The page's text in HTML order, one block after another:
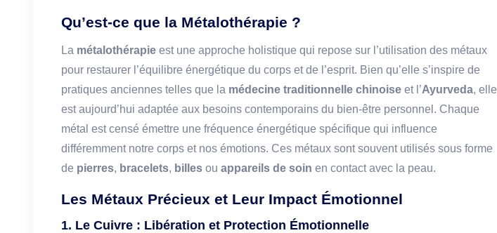
Qu’est-ce que la Métalothérapie ?
La métalothérapie est une approche holistique qui repose sur l’utilisation des métaux
pour restaurer l’équilibre énergétique du corps et de l’esprit. Bien qu’elle s’inspire de
pratiques anciennes telles que la médecine traditionnelle chinoise et l’Ayurveda, elle
est aujourd’hui adaptée aux besoins contemporains du bien-être personnel. Chaque
métal est censé émettre une fréquence énergétique spécifique qui influence
différemment notre corps et nos émotions. Ces métaux sont souvent utilisés sous forme
de pierres, bracelets, billes ou appareils de soin en contact avec la peau.
Les Métaux Précieux et Leur Impact Émotionnel
1. Le Cuivre : Libération et Protection Émotionnelle